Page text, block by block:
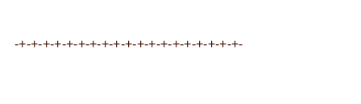
-+-+-+-+-+-+-+-+-+-+-+-+-+-+-+-+-+-+-+-